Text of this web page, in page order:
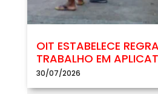
OIT ESTABELECE
TRABALHO EM
30/07/2026